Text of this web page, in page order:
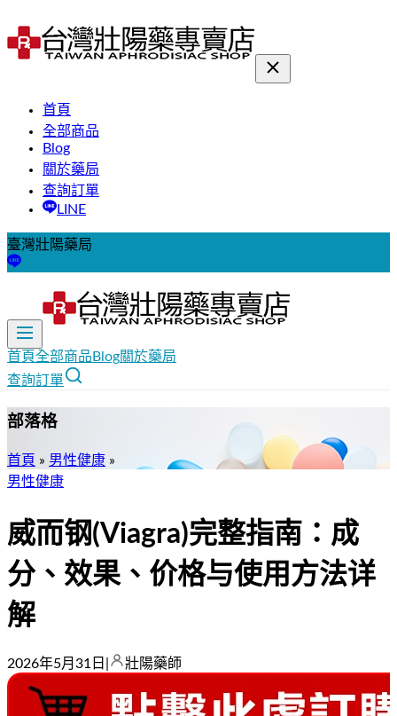
首頁
全部商品
Blog
關於藥局
查詢訂單
LINE
臺灣壯陽藥局
首頁全部商品 Blog關於藥局
查詢訂單
部落格
首頁 » 男性健康 »
男性健康
威而钢(Viagra)完整指南：成
分、效果、价格与使用方法详
解
2026年5月31日 壯陽藥師